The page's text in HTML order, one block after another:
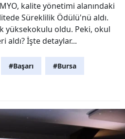
MYO, kalite yönetimi alanındaki
Süreklilik Ödülü'nü aldı.
yüksekokulu oldu. Peki, okul
aldı? İşte detaylar...
#Başarı #Bursa